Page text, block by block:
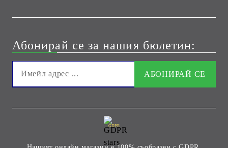
Абонирай се за нашия бюлетин:
GDPR